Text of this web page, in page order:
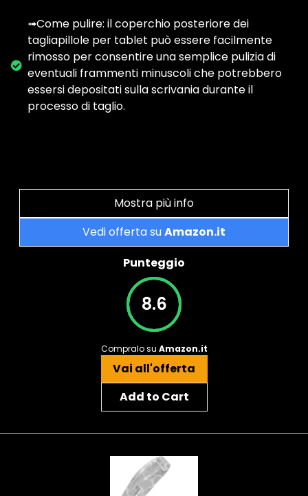
➟Come pulire: il coperchio posteriore dei
tagliapillole per tablet può essere facilmente
rimosso per consentire una semplice pulizia di
eventuali frammenti minuscoli che potrebbero
essersi depositati sulla scrivania durante il
processo di taglio.
Mostra più info
Vedi offerta suAmazon.it
Punteggio
8.6
Compralo su Amazon.it
Vai all'offerta
Add to Cart